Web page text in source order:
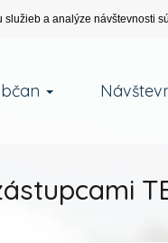
služieb a analýze návštevnosti